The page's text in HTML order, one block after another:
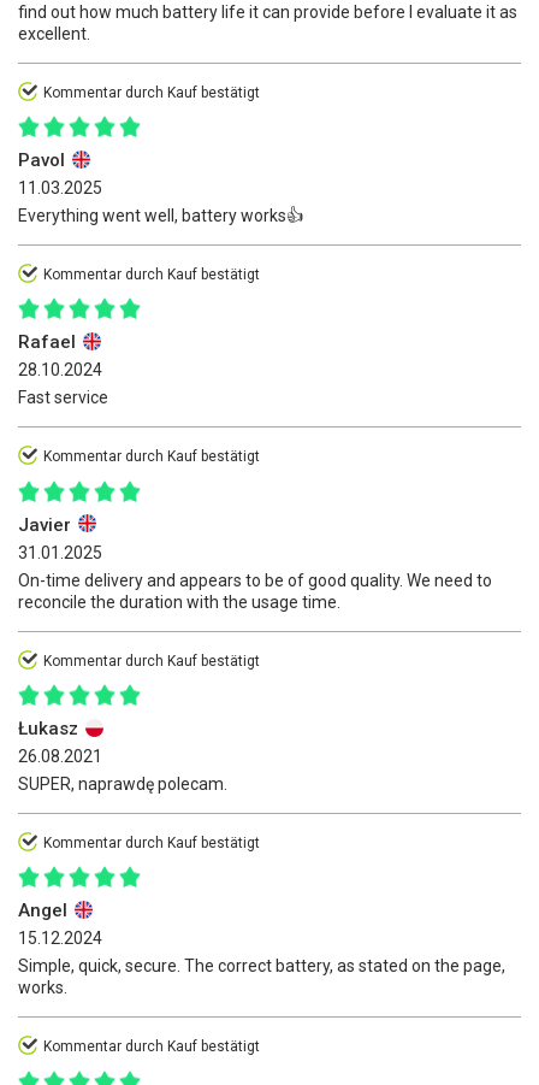
find out how much battery life it can provide before I evaluate it as
excellent.
Kommentar durch Kauf bestätigt
Pavol
11.03.2025
Everything went well, battery works👍️
Kommentar durch Kauf bestätigt
Rafael
28.10.2024
Fast service
Kommentar durch Kauf bestätigt
Javier
31.01.2025
On-time delivery and appears to be of good quality. We need to
reconcile the duration with the usage time.
Kommentar durch Kauf bestätigt
Łukasz
26.08.2021
SUPER, naprawdę polecam.
Kommentar durch Kauf bestätigt
Angel
15.12.2024
Simple, quick, secure. The correct battery, as stated on the page,
works.
Kommentar durch Kauf bestätigt